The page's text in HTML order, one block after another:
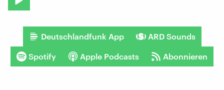
Deutschlandfunk App ARD Sounds
Spotify Apple Podcasts Abonnieren